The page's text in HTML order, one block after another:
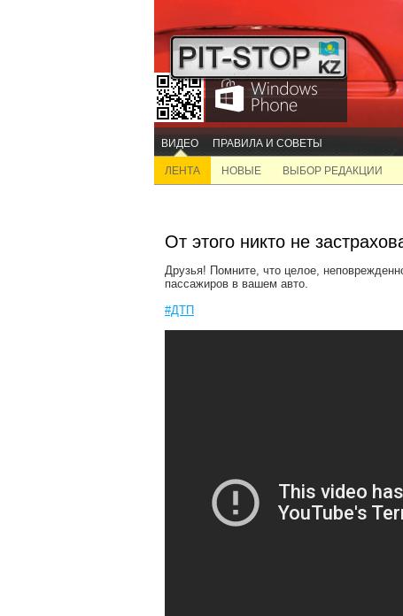
ВИДЕО ПРАВИЛА И СОВЕТЫ
ЛЕНТА НОВЫЕ ВЫБОР РЕДАКЦИИ
От этого никто не
Друзья! Помните, что целое,
пассажиров в вашем авто.
#ДТП